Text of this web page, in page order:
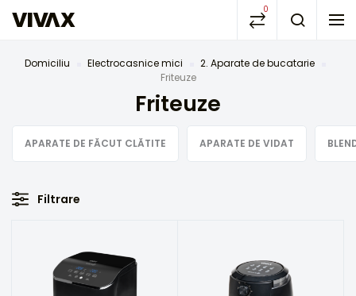
0
Domiciliu Electrocasnice mici
2. Aparate de bucatarie
Friteuze
Friteuze
APARATE DE FĂCUT CLĂTITE APARATE DE VIDAT
Filtrare